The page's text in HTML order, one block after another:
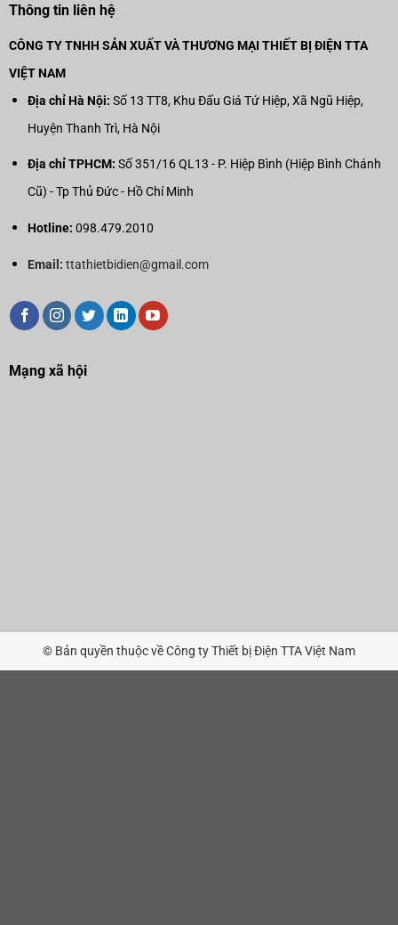
Thông tin liên hệ
CÔNG TY TNHH SẢN XUẤT VÀ THƯƠNG MẠI THIẾT BỊ ĐIỆN TTA
VIỆT NAM
Địa chỉ Hà Nội: Số 13 TT8, Khu Đấu Giá Tứ Hiệp, Xã Ngũ Hiệp,
Huyện Thanh Trì, Hà Nội
Địa chỉ TPHCM: Số 351/16 QL13 - P. Hiệp Bình (Hiệp Bình Chánh
Cũ) - Tp Thủ Đức - Hồ Chí Minh
Hotline: 098.479.2010
Email: ttathietbidien@gmail.com
Mạng xã hội
© Bản quyền thuộc về Công ty Thiết bị Điện TTA Việt Nam